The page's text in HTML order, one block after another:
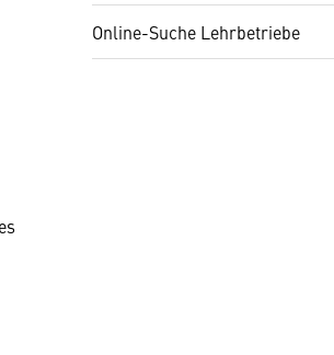
Online-Suche Lehrbetriebe